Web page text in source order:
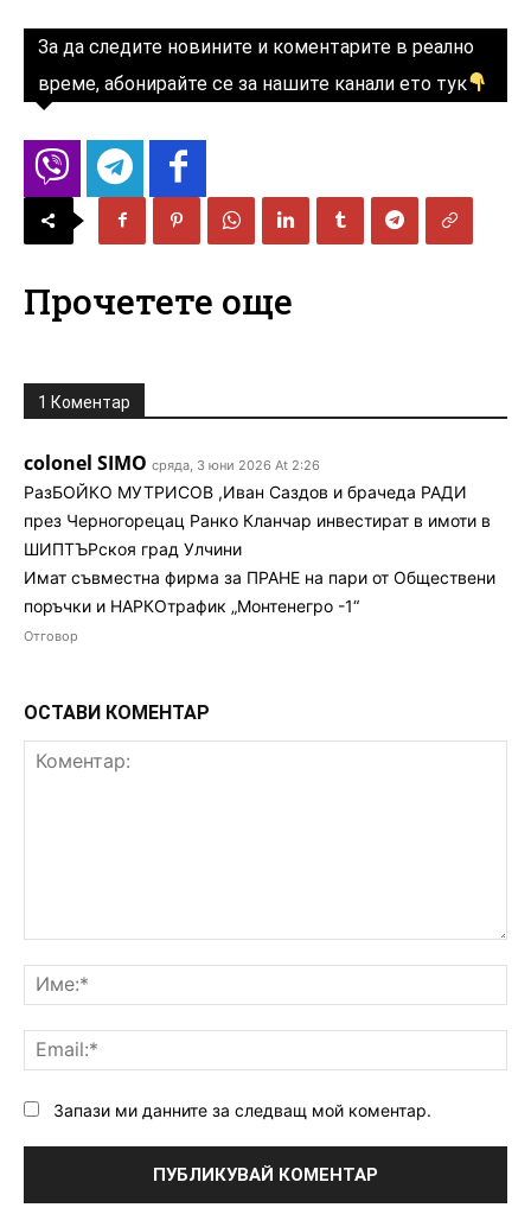
За да следите новините и коментарите в реално
време, абонирайте се за нашите канали ето тук
Прочетете още
1 Коментар
colonel SIMO сряда, 3 юни 2026 At 2:26
РазБОЙКО МУТРИСОВ ,Иван Саздов и брачеда РАДИ
през Черногорецац Ранко Кланчар инвестират в имоти в
ШИПТЪРскоя град Улчини
Имат съвместна фирма за ПРАНЕ на пари от Обществени
поръчки и НАРКОтрафик „Монтенегро -1“
Отговор
ОСТАВИ КОМЕНТАР
Запази ми данните за следващ мой коментар.